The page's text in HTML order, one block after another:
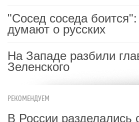
"Сосед соседа
думают о русских
На Западе разбили
Зеленского
РЕКОМЕНДУЕМ
В России разделались